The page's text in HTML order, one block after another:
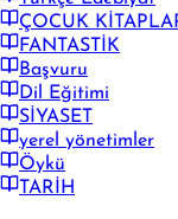
ÇOCUK
FANTASTİK
Başvuru
Dil Eğitimi
SİYASET
yerel yönetimler
Öykü
TARİH